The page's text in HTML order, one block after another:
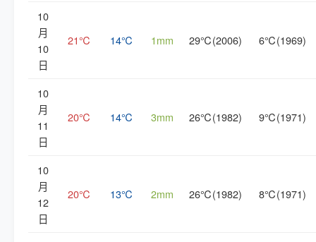
10
月
10
日
21℃ 14℃ 1mm 29℃(2006) 6℃(1969)
10
月
11
日
20℃ 14℃ 3mm 26℃(1982) 9℃(1971)
10
月
12
日
20℃ 13℃ 2mm 26℃(1982) 8℃(1971)